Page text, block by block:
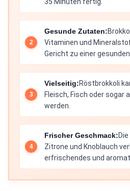
Gesunde Zutaten:
Vitaminen und
Gericht zu einer
Vielseitig:Röstbrokkoli
Fleisch, Fisch oder sogar
werden.
Frischer Geschmack:
Zitrone und Knoblauch
erfrischendes und